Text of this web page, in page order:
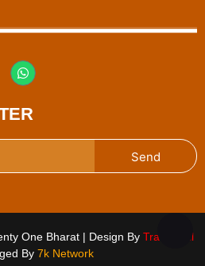
Send
One Bharat | Design By Traffic Tail
By 7k Network